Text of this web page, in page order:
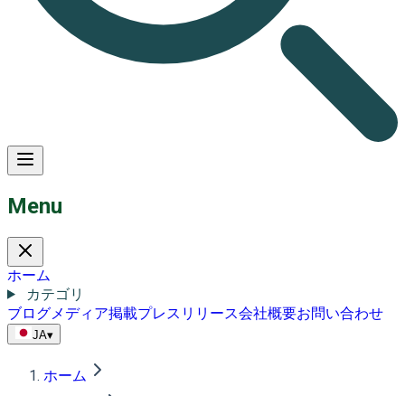
Menu
ホーム
カテゴリ
ブログメディア掲載プレスリリース会社概要お問い合わせ
JA▾
ホーム